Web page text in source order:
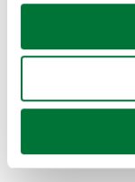
Si lo permite,
Recopilar
Identificar
para buscar
Obtenga más
Coches de
Coches de km0